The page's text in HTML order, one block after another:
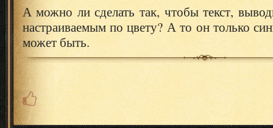
А можно ли сделать так, чтобы текст,
настраиваемым по цвету? А то он только
может быть.